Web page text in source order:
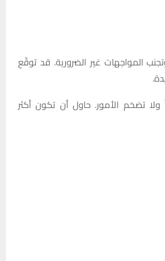
المواجهات غير الضرورية. قد توقّع
ولا تضخم الأمور. حاول أن تكون أكثر